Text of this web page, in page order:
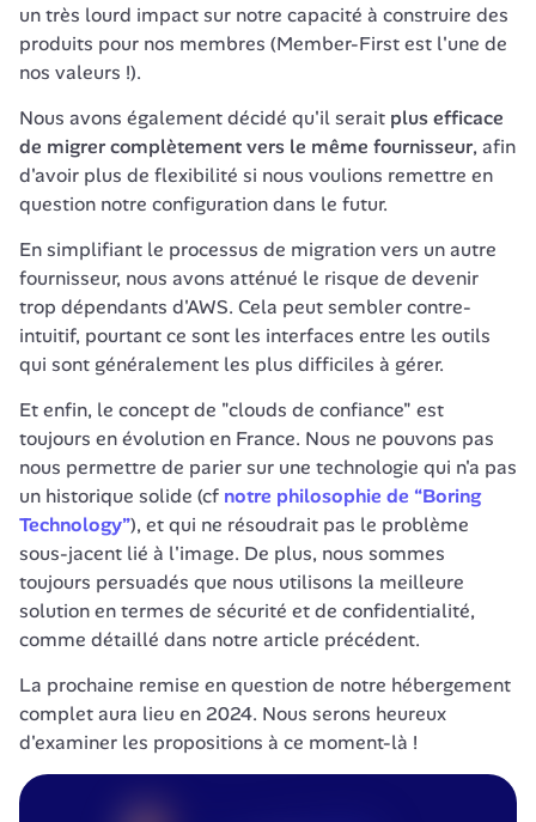
un très lourd impact sur notre capacité à construire des
produits pour nos membres (Member-First est l'une de
nos valeurs !).
Nous avons également décidé qu'il serait plus efficace
de migrer complètement vers le même fournisseur, afin
d'avoir plus de flexibilité si nous voulions remettre en
question notre configuration dans le futur.
En simplifiant le processus de migration vers un autre
fournisseur, nous avons atténué le risque de devenir
trop dépendants d'AWS. Cela peut sembler contre-
intuitif, pourtant ce sont les interfaces entre les outils
qui sont généralement les plus difficiles à gérer.
Et enfin, le concept de "clouds de confiance" est
toujours en évolution en France. Nous ne pouvons pas
nous permettre de parier sur une technologie qui n'a pas
un historique solide (cf notre philosophie de “Boring
Technology”), et qui ne résoudrait pas le problème
sous-jacent lié à l'image. De plus, nous sommes
toujours persuadés que nous utilisons la meilleure
solution en termes de sécurité et de confidentialité,
comme détaillé dans notre article précédent.
La prochaine remise en question de notre hébergement
complet aura lieu en 2024. Nous serons heureux
d'examiner les propositions à ce moment-là !